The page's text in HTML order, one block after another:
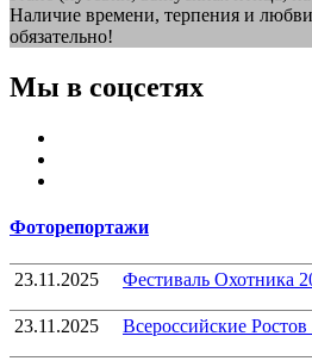
Наличие времени, терпения и
обязательно!
Мы в соцсетях
Фоторепортажи
23.11.2025 Фестиваль Охотника
23.11.2025 Всероссийские Ростов